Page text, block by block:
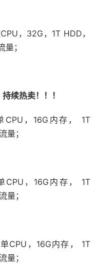
，32G，1T HDD，
；
续热卖！！！
CPU，16G内存， 1T
量；
CPU，16G内存， 1T
量；
CPU，16G内存， 1T
量；